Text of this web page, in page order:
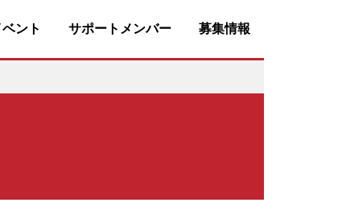
ント サポートメンバー 募集情報